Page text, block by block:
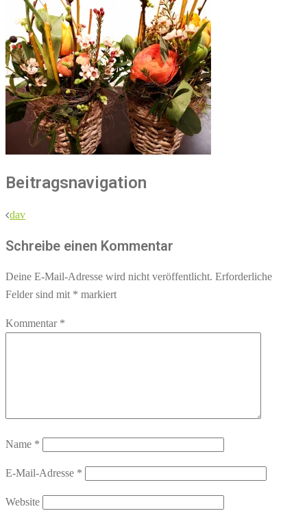
Beitragsnavigation
dav
Schreibe einen Kommentar
Deine E-Mail-Adresse wird nicht veröffentlicht. Erforderliche
Felder sind mit * markiert
Kommentar *
Name *
E-Mail-Adresse *
Website